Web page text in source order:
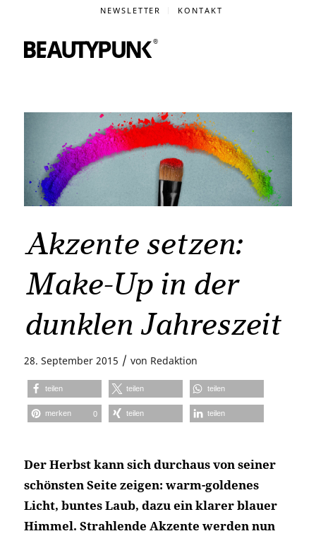
NEWSLETTER KONTAKT
Akzente setzen:
Make-Up in der
dunklen Jahreszeit
28. September 2015 / von Redaktion
teilen teilen teilen
merken 0 teilen teilen
Der Herbst kann sich durchaus von seiner
schönsten Seite zeigen: warm-goldenes
Licht, buntes Laub, dazu ein klarer blauer
Himmel. Strahlende Akzente werden nun